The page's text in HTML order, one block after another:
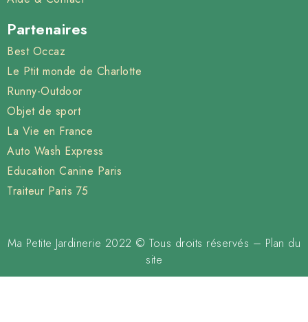
Partenaires
Best Occaz
Le Ptit monde de Charlotte
Runny-Outdoor
Objet de sport
La Vie en France
Auto Wash Express
Education Canine Paris
Traiteur Paris 75
Ma Petite Jardinerie 2022 © Tous droits réservés – Plan du
site